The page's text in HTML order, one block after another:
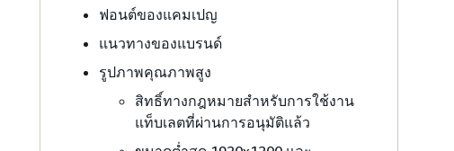
ฟอนต์ของแคมเปญ
แนวทางของแบรนด์
รูปภาพคุณภาพสูง
สิทธิ์ทางกฎหมายสำหรับการใช้งาน
แท็บเลตที่ผ่านการอนุมัติแล้ว